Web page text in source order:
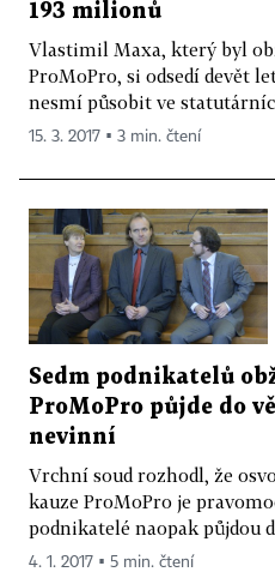
193 milionů
Vlastimil Maxa, který byl
ProMoPro, si odsedí devět
nesmí působit ve
15. 3. 2017 ▪ 3 min. čtení
Sedm podnikatelů
ProMoPro půjde do
nevinní
Vrchní soud rozhodl, že
kauze ProMoPro je
podnikatelé naopak půjdou
4. 1. 2017 ▪ 5 min. čtení